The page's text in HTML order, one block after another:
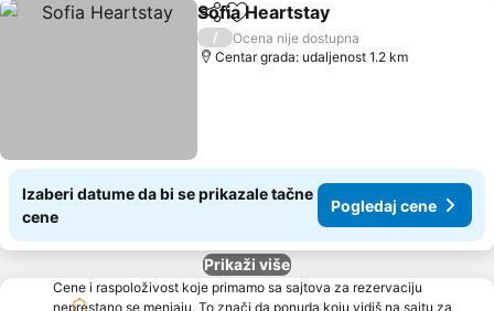
Deli Dodati u favorite
Sofia Heartstay
/
Ocena nije dostupna
Centar grada: udaljenost 1.2 km
Izaberi datume da bi se prikazale tačne
cene
Pogledaj cene
Prikaži više
Cene i raspoloživost koje primamo sa sajtova za rezervaciju
neprestano se menjaju. To znači da ponuda koju vidiš na sajtu za